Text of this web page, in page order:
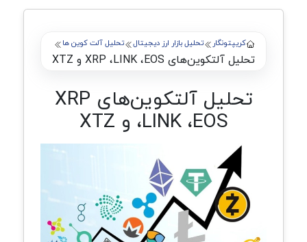
کریپتونگار تحلیل بازار ارز دیجیتال تحلیل آلت کوین ها
تحلیل آلتکوین‌های XRP ،LINK ،EOS و XTZ
تحلیل آلتکوین‌های XRP
،LINK ،EOS و XTZ